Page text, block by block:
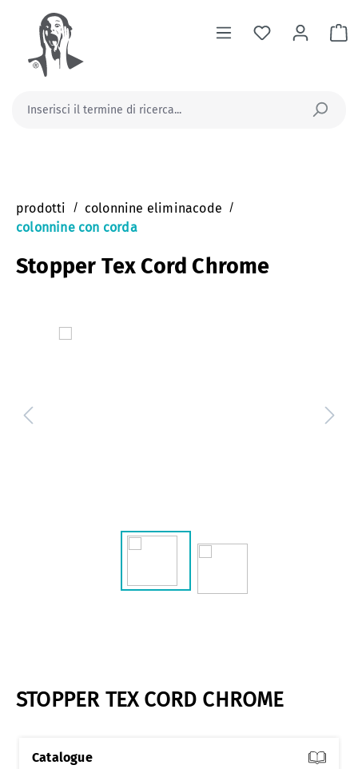
principale
Il
prodotti / colonnine eliminacode /
colonnine con corda
Stopper Tex Cord Chrome
STOPPER TEX CORD CHROME
Catalogue